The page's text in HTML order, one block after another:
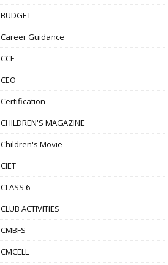
BUDGET
Career Guidance
CCE
CEO
Certification
CHILDREN'S MAGAZINE
Children's Movie
CIET
CLASS 6
CLUB ACTIVITIES
CMBFS
CMCELL